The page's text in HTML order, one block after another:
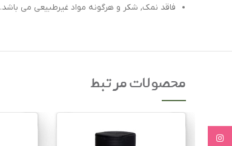
فاقد نمک, شکر و هرگونه مواد غیرطبیعی می باشد.
محصولات مرتبط